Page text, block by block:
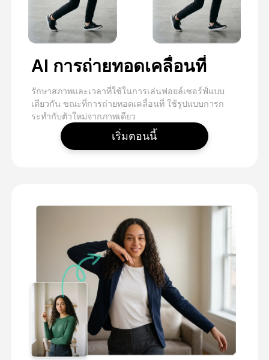
AI การถ่ายทอดเคลื่อนที่
รักษาสภาพและเวลาที่ใช้ในการเล่นฟอยล์เซอร์ฟ์แบบ
เดียวกัน ขณะที่การถ่ายทอดเคลื่อนที่ ใช้รูปแบบการก
ระทํากับตัวใหม่จากภาพเดียว
เริ่มตอนนี้